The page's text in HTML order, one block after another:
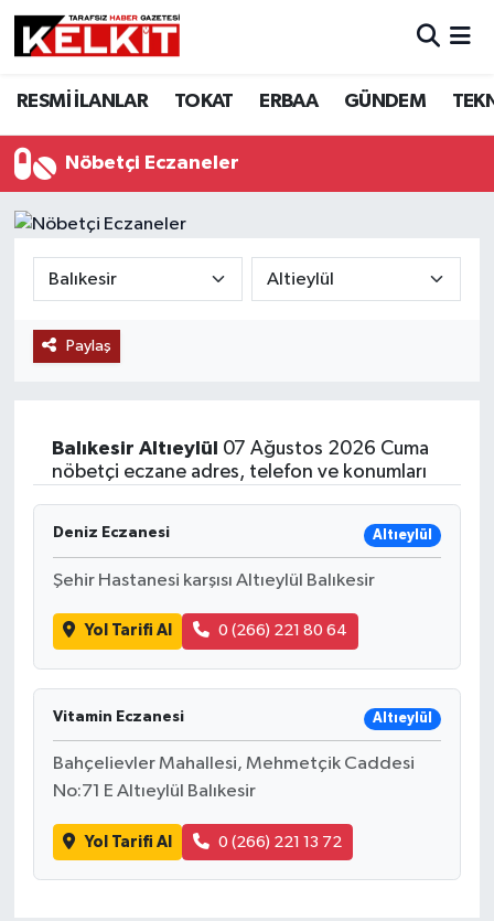
RESMİ İLANLAR TOKAT ERBAA GÜNDEM
Nöbetçi Eczaneler
Paylaş
Balıkesir Altıeylül
07 Ağustos 2026 Cuma
nöbetçi eczane adres, telefon ve konumları
Deniz Eczanesi Altıeylül
Şehir Hastanesi karşısı Altıeylül Balıkesir
Yol Tarifi Al 0 (266) 221 80 64
Vitamin Eczanesi Altıeylül
Bahçelievler Mahallesi, Mehmetçik Caddesi
No:71 E Altıeylül Balıkesir
Yol Tarifi Al 0 (266) 221 13 72